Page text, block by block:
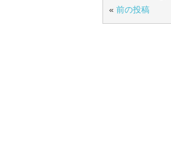
« 前の投稿